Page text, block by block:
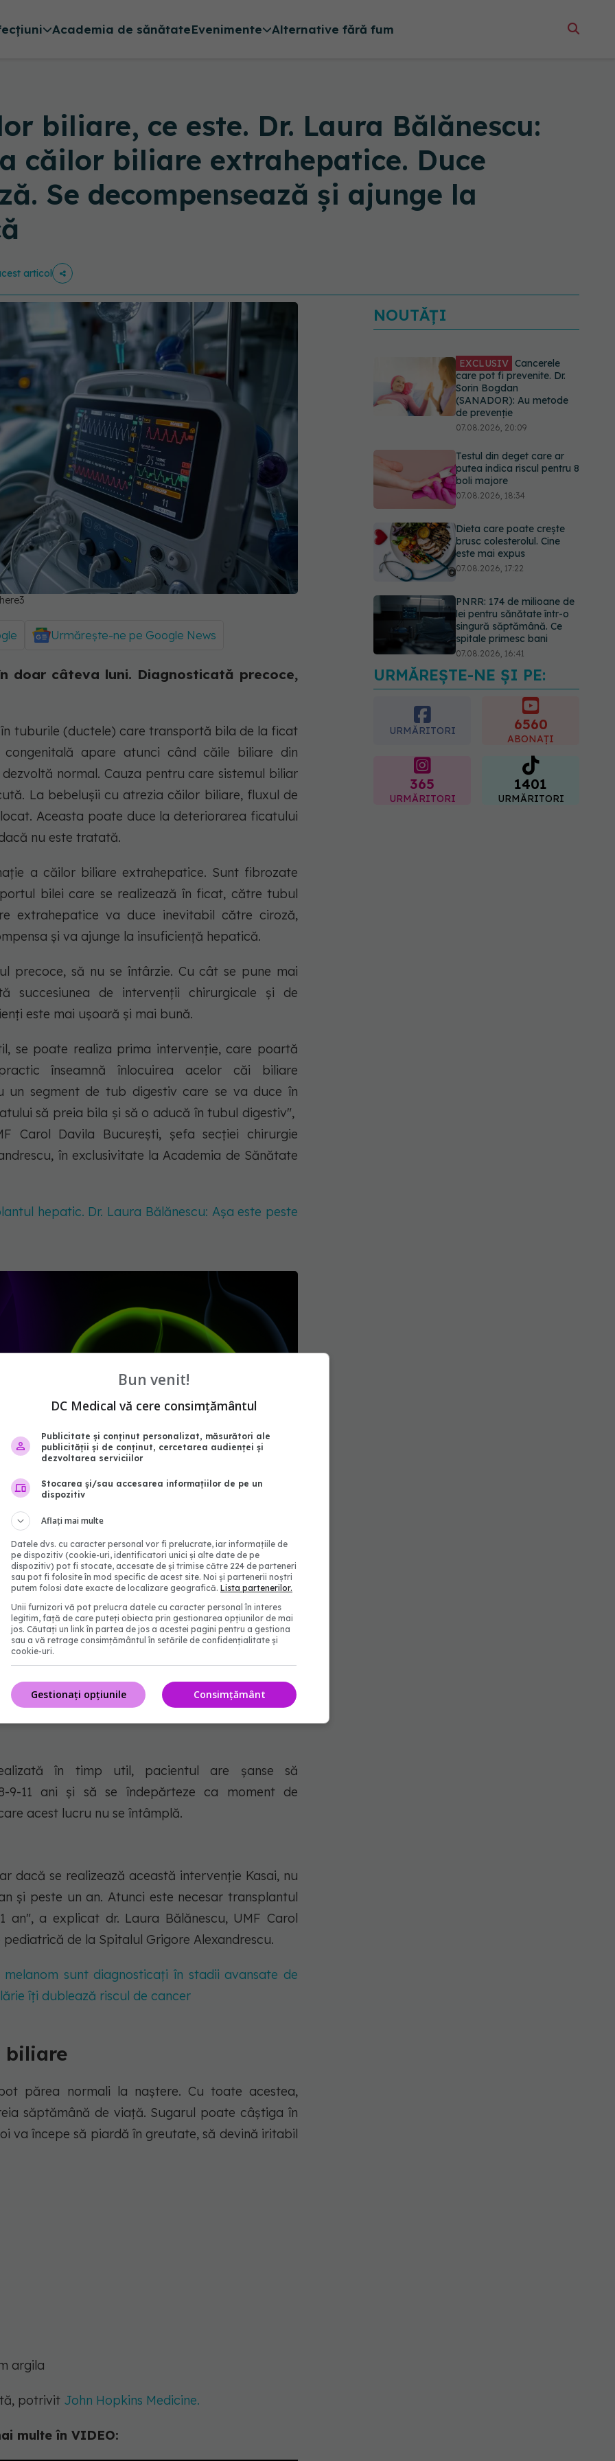
Academia de sănătateEvenimente Alternative fără fum
biliare, ce este. Dr. Laura Bălănescu:
căilor biliare extrahepatice. Duce
Se decompensează și ajunge la
articol
Urmărește-ne pe Google News
doar câteva luni. Diagnosticată precoce,
tuburile (ductele) care transportă bila de la ficat
apare atunci când căile biliare din
normal. Cauza pentru care sistemul biliar
La bebelușii cu atrezia căilor biliare, fluxul de
Aceasta poate duce la deteriorarea ficatului
nu este tratată.
a căilor biliare extrahepatice. Sunt fibrozate
bilei care se realizează în ficat, către tubul
extrahepatice va duce inevitabil către ciroză,
și va ajunge la insuficiență hepatică.
precoce, să nu se întârzie. Cu cât se pune mai
succesiunea de intervenții chirurgicale și de
este mai ușoară și mai bună.
se poate realiza prima intervenție, care poartă
înseamnă înlocuirea acelor căi biliare
un segment de tub digestiv care se va duce în
să preia bila și să o aducă în tubul digestiv",
Carol Davila București, șefa secției chirurgie
în exclusivitate la Academia de Sănătate
hepatic. Dr. Laura Bălănescu: Așa este peste
- FOTO: Freepik@paihub
impune realizarea unui
mai precoce, astfel cresc șansele de
în timp util, pacientul are șanse să
9-11 ani și să se îndepărteze ca moment de
acest lucru nu se întâmplă.
dacă se realizează această intervenție Kasai, nu
și peste un an. Atunci este necesar transplantul
a explicat dr. Laura Bălănescu, UMF Carol
de la Spitalul Grigore Alexandrescu.
sunt diagnosticaţi în stadii avansate de
îți dublează riscul de cancer
biliare
părea normali la naștere. Cu toate acestea,
săptămână de viață. Sugarul poate câștiga în
va începe să piardă în greutate, să devină iritabil
argila
potrivit John Hopkins Medicine.
multe în VIDEO:
NOUTĂȚI
EXCLUSIV Cancerele
care pot fi prevenite. Dr.
Sorin Bogdan
(SANADOR): Au metode
de prevenție
07.08.2026, 20:09
Testul din deget care ar
putea indica riscul pentru 8
boli majore
07.08.2026, 18:34
Dieta care poate crește
brusc colesterolul. Cine
este mai expus
07.08.2026, 17:22
PNRR: 174 de milioane de
lei pentru sănătate într-o
singură săptămână. Ce
spitale primesc bani
07.08.2026, 16:41
Ce spune culoarea ta
preferată despre vârsta
pe care o ai. Care este
"codul cromatic" al
URMĂREȘTE-NE ȘI PE:
URMĂRITORI 6560
ABONAȚI
365
URMĂRITORI
1401
URMĂRITORI
Bun venit!
DC Medical vă cere consimțământul
Publicitate și conținut personalizat, măsurători ale
publicității și de conținut, cercetarea audienței și
dezvoltarea serviciilor
Stocarea și/sau accesarea informațiilor de pe un
dispozitiv
Aflați mai multe
Datele dvs. cu caracter personal vor fi prelucrate, iar informațiile de
pe dispozitiv (cookie-uri, identificatori unici și alte date de pe
dispozitiv) pot fi stocate, accesate de și trimise către 224 de parteneri
sau pot fi folosite în mod specific de acest site. Noi și partenerii noștri
putem folosi date exacte de localizare geografică. Lista partenerilor.
Unii furnizori vă pot prelucra datele cu caracter personal în interes
legitim, față de care puteți obiecta prin gestionarea opțiunilor de mai
jos. Căutați un link în partea de jos a acestei pagini pentru a gestiona
sau a vă retrage consimțământul în setările de confidențialitate și
cookie-uri.
Consimțământ
Gestionați opțiunile